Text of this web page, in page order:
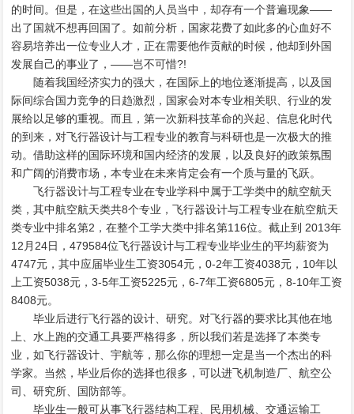
的时间。但是，在这些出国的人员当中，却存有一个普遍现象――
出了国就不想再回国了。如前分析，国家花费了如此多的心血好不
容易培养出一位专业人才，正在需要他作贡献的时候，他却到外国
发展自己的事业了，――岂不可惜?!
随着我国经济实力的强大，在国际上的地位逐渐提高，以及国
际间综合国力竞争的日趋激烈，国家会对本专业相关职、行业的发
展给以足够的重视。而且，第一次新科技革命的兴起、信息化时代
的到来，对飞行器设计与工程专业的教育与科研也是一次极大的推
动。借助这样的国际环境和国内经济的发展，以及良好的政策氛围
和广阔的消费市场，本专业在未来肯定会有一个质与量的飞跃。
飞行器设计与工程专业在专业学科中属于工学类中的航空航天
类，其中航空航天类共8个专业，飞行器设计与工程专业在航空航天
类专业中排名第2，在整个工学大类中排名第116位。截止到 2013年
12月24日，479584位飞行器设计与工程专业毕业生的平均薪资为
4747元，其中应届毕业生工资3054元，0-2年工资4038元，10年以
上工资5038元，3-5年工资5225元，6-7年工资6805元，8-10年工资
8408元。
毕业后进行飞行器的设计、研究。对飞行器的要求比其他在地
上、水上跑的交通工具要严格得多，所以我们若是选择了本类专
业，如飞行器设计、宇航等，那么你的理想一定是当一个杰出的科
学家。当然，毕业后你的选择也很多，可以进飞机制造厂、航空公
司、研究所、国防部等。
毕业生一般可从事飞行器结构工程、民用机械、交通运输工